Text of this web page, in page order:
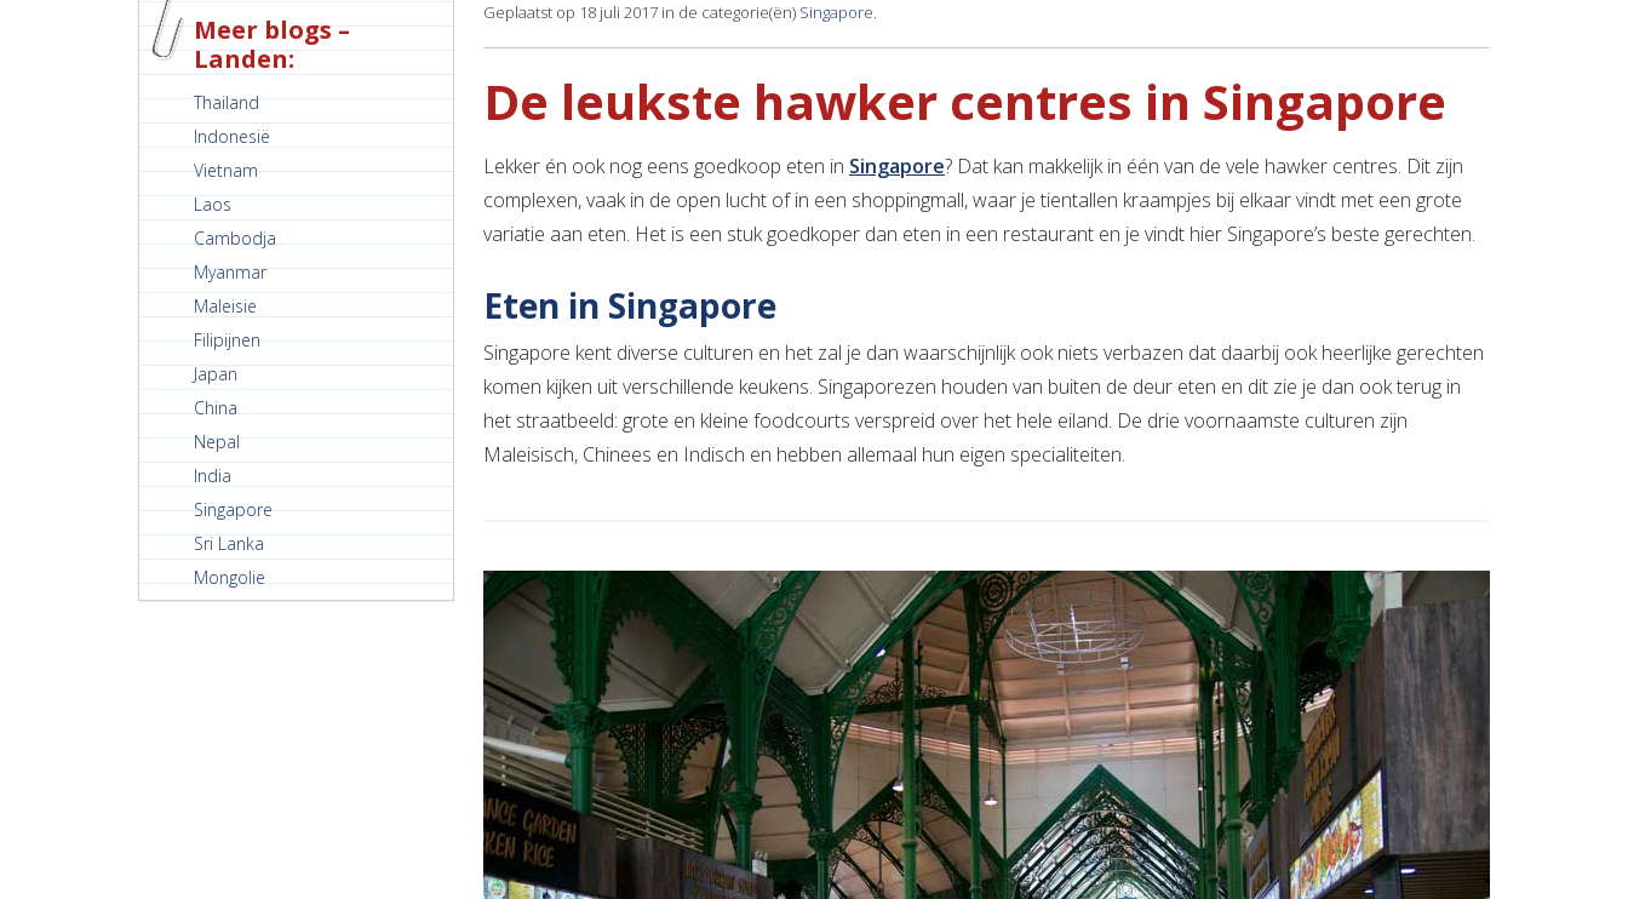
Meer blogs –
Landen:
Thailand
Indonesië
Vietnam
Laos
Cambodja
Myanmar
Maleisie
Filipijnen
Japan
China
Nepal
India
Singapore
Sri Lanka
Mongolie
Geplaatst op 18 juli 2017 in de categorie(ën) Singapore.
De leukste hawker centres in Singapore
Lekker én ook nog eens goedkoop eten in Singapore? Dat kan makkelijk in één van de vele hawker centres. Dit zijn
complexen, vaak in de open lucht of in een shoppingmall, waar je tientallen kraampjes bij elkaar vindt met een grote
variatie aan eten. Het is een stuk goedkoper dan eten in een restaurant en je vindt hier Singapore’s beste gerechten.
Eten in Singapore
Singapore kent diverse culturen en het zal je dan waarschijnlijk ook niets verbazen dat daarbij ook heerlijke gerechten
komen kijken uit verschillende keukens. Singaporezen houden van buiten de deur eten en dit zie je dan ook terug in
het straatbeeld: grote en kleine foodcourts verspreid over het hele eiland. De drie voornaamste culturen zijn
Maleisisch, Chinees en Indisch en hebben allemaal hun eigen specialiteiten.